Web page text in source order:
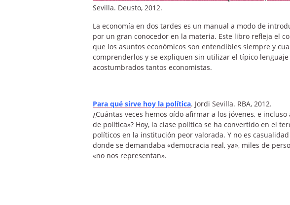
Sevilla. Deusto, 2012.
La economía en dos tardes es un manual a modo de
por un gran conocedor en la materia. Este libro refleja el
que los asuntos económicos son entendibles siempre y
comprenderlos y se expliquen sin utilizar el típico
acostumbrados tantos economistas.
Para qué sirve hoy la política. Jordi Sevilla. RBA, 2012.
¿Cuántas veces hemos oído afirmar a los jóvenes, e
de política»? Hoy, la clase política se ha convertido en el
políticos en la institución peor valorada. Y no es
donde se demandaba «democracia real, ya», miles de
«no nos representan».